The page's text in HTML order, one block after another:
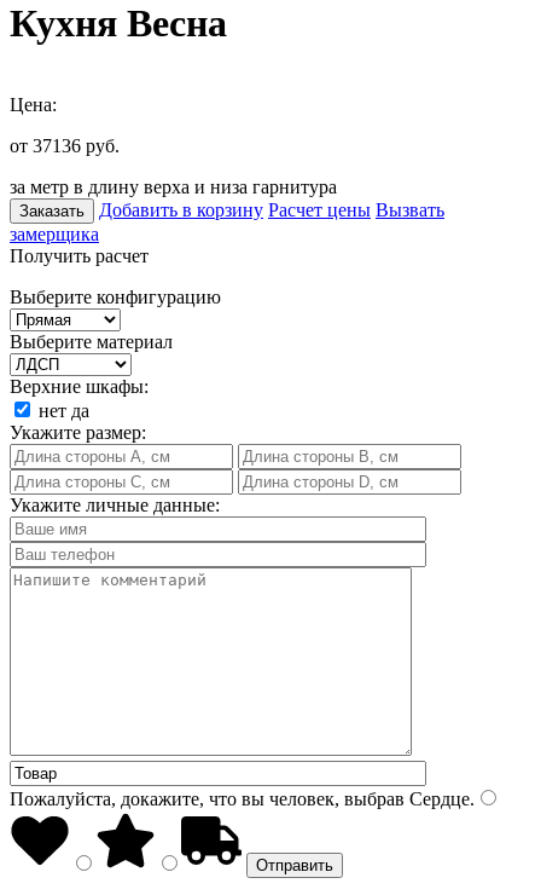
Кухня Весна
Цена:
от 37136 руб.
за метр в длину верха и низа гарнитура
Заказать Добавить в корзину Расчет цены Вызвать
замерщика
Получить расчет
Выберите конфигурацию
Выберите материал
Верхние шкафы:
нет да
Укажите размер:
Укажите личные данные:
Пожалуйста, докажите, что вы человек, выбрав Сердце.